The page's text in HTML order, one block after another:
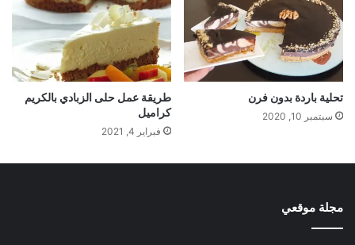
تحلية باردة بدون فرن
سبتمبر 10, 2020
طريقة عمل حلى الزبادي بالكريم
كراميل
فبراير 4, 2021
مجلة موقعي